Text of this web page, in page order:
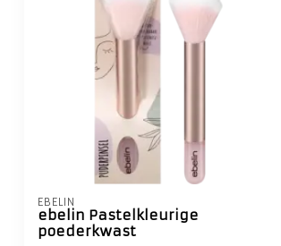
EBELIN
ebelin Pastelkleurige
poederkwast